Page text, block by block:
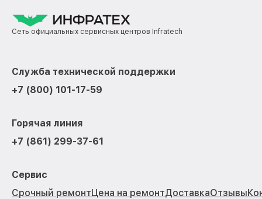
Сеть официальных сервисных центров Infratech
Служба технической поддержки
+7 (800) 101-17-59
Горячая линия
+7 (861) 299-37-61
Сервис
Срочный ремонтЦена на ремонтДоставкаОтзывы